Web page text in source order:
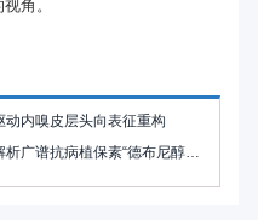
角。
内嗅皮层头向表征重构
布尼醇”生物合成通路，开辟作物广谱抗病新途径